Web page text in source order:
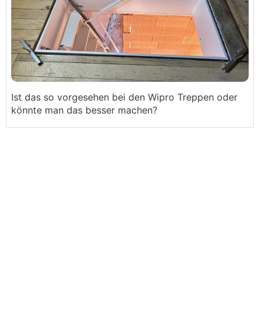
Ist das so vorgesehen bei den Wipro Treppen oder
könnte man das besser machen?